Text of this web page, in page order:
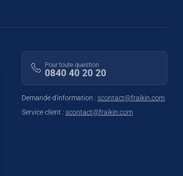
Pour toute question
0840 40 20 20
Demande d'information : scontact@fraikin.com
Service client : scontact@fraikin.com